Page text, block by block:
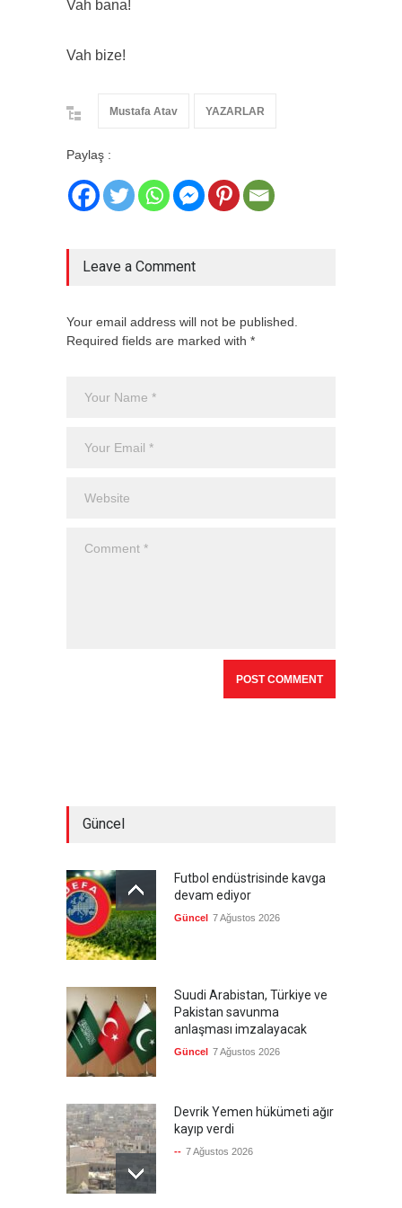
Vah bana!
Vah bize!
Mustafa Atav YAZARLAR
Paylaş :
Leave a Comment
Your email address will not be published.
Required fields are marked with *
Güncel
Futbol endüstrisinde kavga
devam ediyor
Güncel 7 Ağustos 2026
Suudi Arabistan, Türkiye ve
Pakistan savunma
anlaşması imzalayacak
Güncel 7 Ağustos 2026
Devrik Yemen hükümeti ağır
kayıp verdi
-- 7 Ağustos 2026